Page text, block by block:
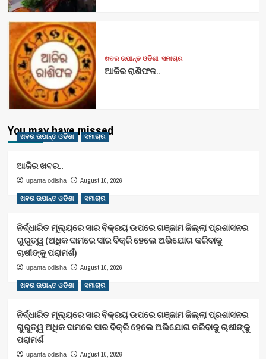
ଖବର ଉପାନ୍ତ ଓଡିଶା ସମାଚାର
ଆଜିର ରାଶିଫଳ..
You may have missed
ଖବର ଉପାନ୍ତ ଓଡିଶା ସମାଚାର
ଆଜିର ଖବର..
upanta odisha August 10, 2026
ଖବର ଉପାନ୍ତ ଓଡିଶା ସମାଚାର
ନିର୍ଦ୍ଧାରିତ ମୂଲ୍ୟରେ ସାର ବିକ୍ରୟ ଉପରେ ଗଞ୍ଜାମ ଜିଲ୍ଲା ପ୍ରଶାସନର
ଗୁରୁତ୍ୱ (ଅଧିକ ଦାମରେ ସାର ବିକ୍ରି ହେଲେ ଅଭିଯୋଗ କରିବାକୁ
ଚାଷୀଙ୍କୁ ପରାମର୍ଶ)
upanta odisha August 10, 2026
ଖବର ଉପାନ୍ତ ଓଡିଶା ସମାଚାର
ନିର୍ଦ୍ଧାରିତ ମୂଲ୍ୟରେ ସାର ବିକ୍ରୟ ଉପରେ ଗଞ୍ଜାମ ଜିଲ୍ଲା ପ୍ରଶାସନର
ଗୁରୁତ୍ୱ ଅଧିକ ଦାମରେ ସାର ବିକ୍ରି ହେଲେ ଅଭିଯୋଗ କରିବାକୁ ଚାଷୀଙ୍କୁ
ପରାମର୍ଶ
upanta odisha August 10, 2026